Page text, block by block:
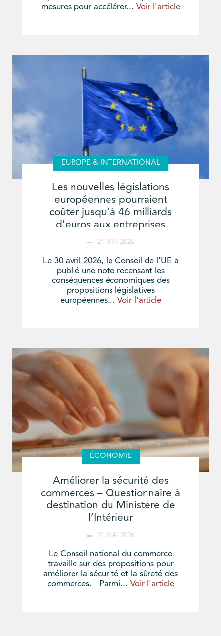
mesures pour accélérer... Voir l'article
EUROPE & INTERNATIONAL
Les nouvelles législations
européennes pourraient
coûter jusqu'à 46 milliards
d'euros aux entreprises
21 MAI 2026
Le 30 avril 2026, le Conseil de l'UE a
publié une note recensant les
conséquences économiques des
propositions législatives
européennes... Voir l'article
ÉCONOMIE
Améliorer la sécurité des
commerces – Questionnaire à
destination du Ministère de
l’Intérieur
21 MAI 2026
Le Conseil national du commerce
travaille sur des propositions pour
améliorer la sécurité et la sûreté des
commerces. Parmi... Voir l'article